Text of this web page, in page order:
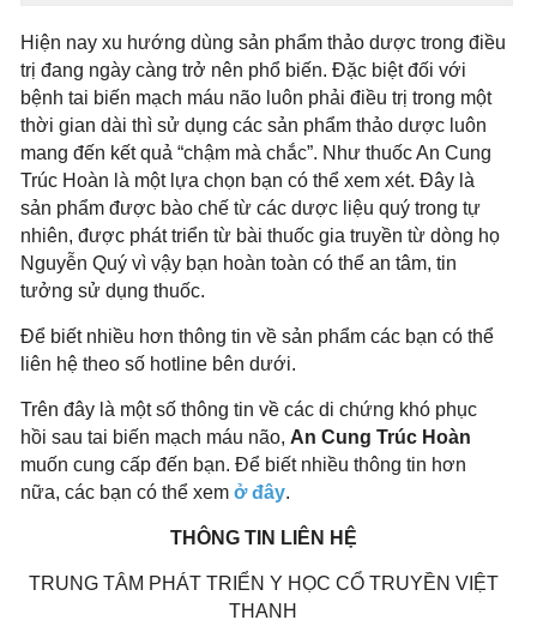
Hiện nay xu hướng dùng sản phẩm thảo dược trong điều
trị đang ngày càng trở nên phổ biến. Đặc biệt đối với
bệnh tai biến mạch máu não luôn phải điều trị trong một
thời gian dài thì sử dụng các sản phẩm thảo dược luôn
mang đến kết quả “chậm mà chắc”. Như thuốc An Cung
Trúc Hoàn là một lựa chọn bạn có thể xem xét. Đây là
sản phẩm được bào chế từ các dược liệu quý trong tự
nhiên, được phát triển từ bài thuốc gia truyền từ dòng họ
Nguyễn Quý vì vậy bạn hoàn toàn có thể an tâm, tin
tưởng sử dụng thuốc.
Để biết nhiều hơn thông tin về sản phẩm các bạn có thể
liên hệ theo số hotline bên dưới.
Trên đây là một số thông tin về các di chứng khó phục
hồi sau tai biến mạch máu não, An Cung Trúc Hoàn
muốn cung cấp đến bạn. Để biết nhiều thông tin hơn
nữa, các bạn có thể xem ở đây.
THÔNG TIN LIÊN HỆ
TRUNG TÂM PHÁT TRIỂN Y HỌC CỔ TRUYỀN VIỆT
THANH